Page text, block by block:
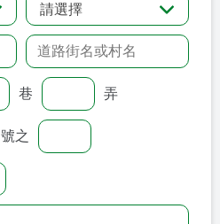
請選擇
巷 弄
號之